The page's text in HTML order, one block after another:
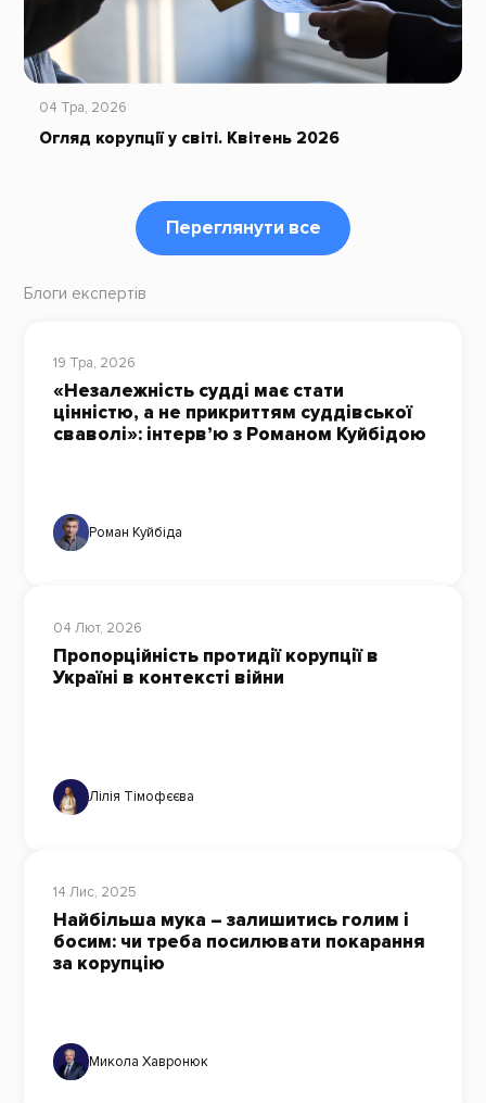
04 Тра, 2026
Огляд корупції у світі. Квітень 2026
Переглянути все
Блоги експертів
19 Тра, 2026
«Незалежність судді має стати
цінністю, а не прикриттям суддівської
сваволі»: інтерв’ю з Романом Куйбідою
Роман Куйбіда
04 Лют, 2026
Пропорційність протидії корупції в
Україні в контексті війни
Лілія Тімофєєва
14 Лис, 2025
Найбільша мука – залишитись голим і
босим: чи треба посилювати покарання
за корупцію
Микола Хавронюк